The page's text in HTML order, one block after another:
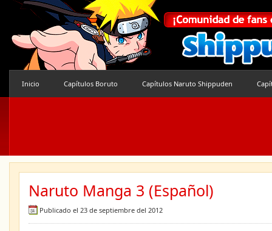
Inicio Capítulos Boruto Capítulos Naruto Shippuden
Naruto Manga 3 (Español)
Publicado el 23 de septiembre del 2012